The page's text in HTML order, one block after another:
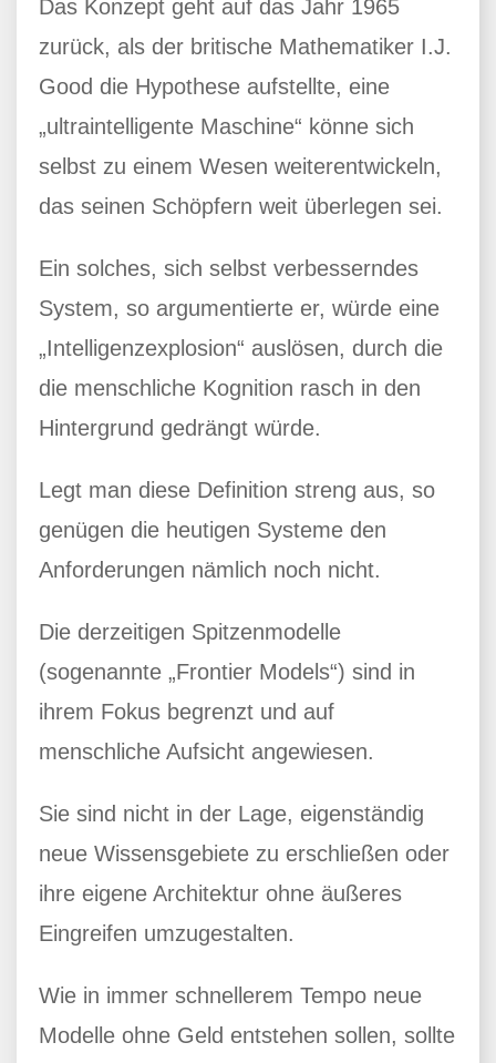
Das Konzept geht auf das Jahr 1965
zurück, als der britische Mathematiker I.J.
Good die Hypothese aufstellte, eine
„ultraintelligente Maschine“ könne sich
selbst zu einem Wesen weiterentwickeln,
das seinen Schöpfern weit überlegen sei.
Ein solches, sich selbst verbesserndes
System, so argumentierte er, würde eine
„Intelligenzexplosion“ auslösen, durch die
die menschliche Kognition rasch in den
Hintergrund gedrängt würde.
Legt man diese Definition streng aus, so
genügen die heutigen Systeme den
Anforderungen nämlich noch nicht.
Die derzeitigen Spitzenmodelle
(sogenannte „Frontier Models“) sind in
ihrem Fokus begrenzt und auf
menschliche Aufsicht angewiesen.
Sie sind nicht in der Lage, eigenständig
neue Wissensgebiete zu erschließen oder
ihre eigene Architektur ohne äußeres
Eingreifen umzugestalten.
Wie in immer schnellerem Tempo neue
Modelle ohne Geld entstehen sollen, sollte